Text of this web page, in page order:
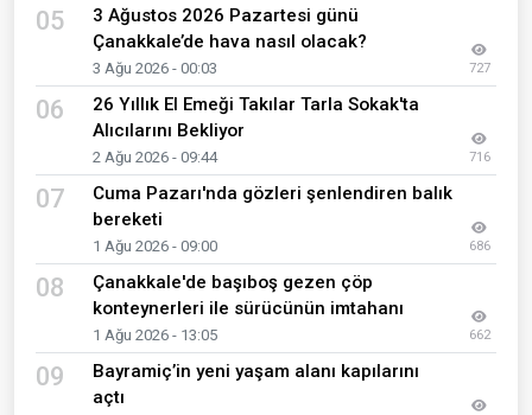
05
3 Ağustos 2026 Pazartesi günü
Çanakkale’de hava nasıl olacak?
3 Ağu 2026 - 00:03 727
06
26 Yıllık El Emeği Takılar Tarla Sokak'ta
Alıcılarını Bekliyor
2 Ağu 2026 - 09:44 716
07
Cuma Pazarı'nda gözleri şenlendiren balık
bereketi
1 Ağu 2026 - 09:00 686
08
Çanakkale'de başıboş gezen çöp
konteynerleri ile sürücünün imtahanı
1 Ağu 2026 - 13:05 662
09
Bayramiç’in yeni yaşam alanı kapılarını
açtı